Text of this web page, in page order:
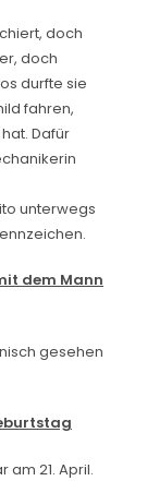
doch
doch
durfte sie
fahren,
Dafür
unterwegs
dem Mann
gesehen
21. April.